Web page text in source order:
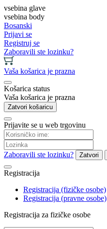
vsebina glave
vsebina body
Bosanski
Prijavi se
Registruj se
Zaboravili ste lozinku?
Vaša košarica je prazna
Košarica status
Vaša košarica je prazna
Zatvori košaricu
Prijavite se u web trgovinu
Zaboravili ste lozinku? Zatvori
Registracija
Registracija (fizičke osobe)
Registracija (pravne osobe)
Registracija za fizičke osobe